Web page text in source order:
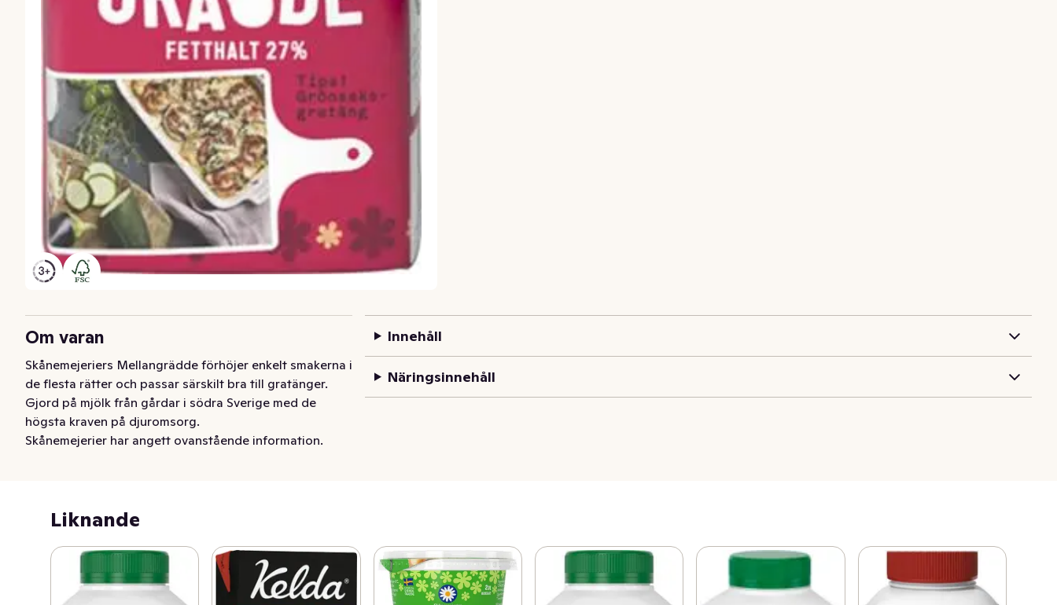
Om varan
Skånemejeriers Mellangrädde förhöjer enkelt smakerna i
de flesta rätter och passar särskilt bra till gratänger.
Gjord på mjölk från gårdar i södra Sverige med de
högsta kraven på djuromsorg.
Skånemejerier har angett ovanstående information.
Innehåll
Näringsinnehåll
Liknande